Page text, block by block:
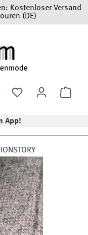
Kostenloser Versand
(DE)
App!